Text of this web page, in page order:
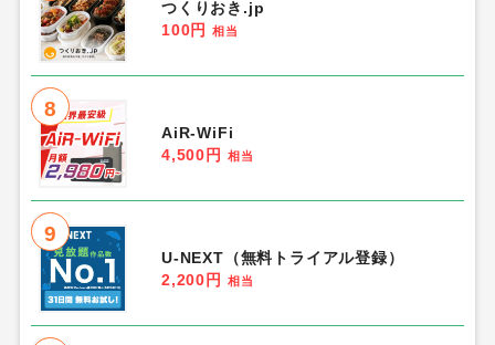
つくりおき.jp
100円
相当
8
AiR-WiFi
4,500円
相当
9
U-NEXT（無料トライアル登録）
2,200円
相当